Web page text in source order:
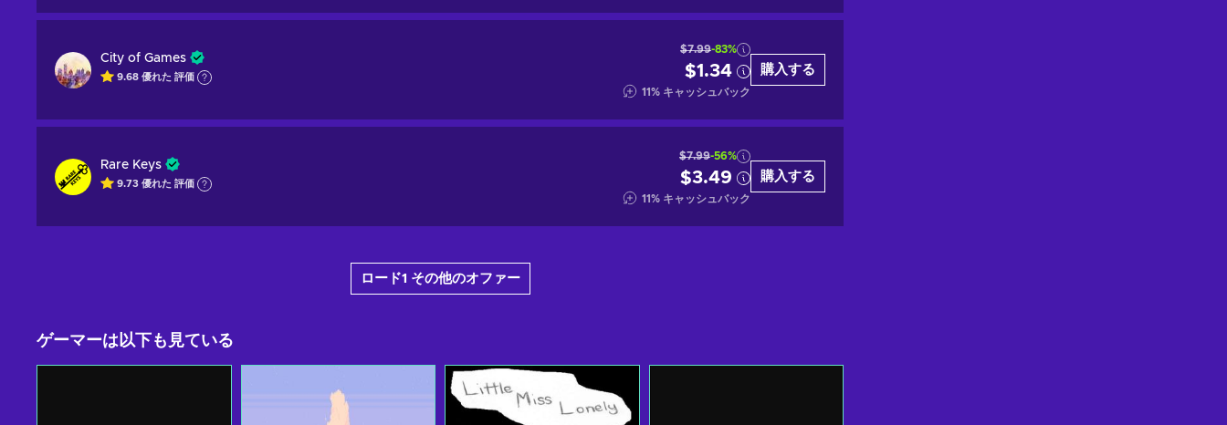
City of Games
9.68 優れた 評価
$7.99-83%
$1.34
11% キャッシュバック
購入する
Rare Keys
9.73 優れた 評価
$7.99-56%
$3.49
11% キャッシュバック
購入する
ロード1 その他のオファー
ゲーマーは以下も見ている